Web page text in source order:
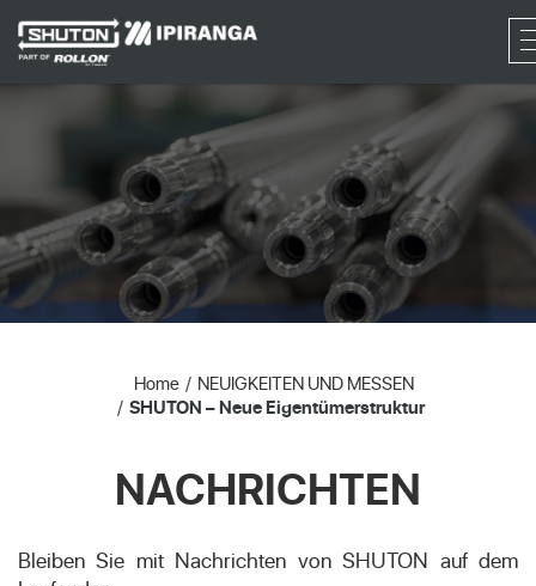
Home
NEUIGKEITEN UND MESSEN
SHUTON – Neue Eigentümerstruktur
NACHRICHTEN
Bleiben Sie mit Nachrichten von SHUTON auf dem